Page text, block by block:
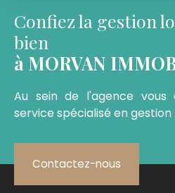
Confiez la gestion
bien
à MORVAN
Au sein de l'agence vous
service spécialisé en gestion
Contactez-nous